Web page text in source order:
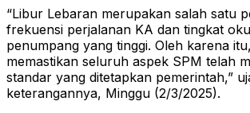
“Libur Lebaran merupakan salah satu
frekuensi perjalanan KA dan tingkat
penumpang yang tinggi. Oleh karena
memastikan seluruh aspek SPM telah
standar yang ditetapkan pemerintah,”
keterangannya, Minggu (2/3/2025).